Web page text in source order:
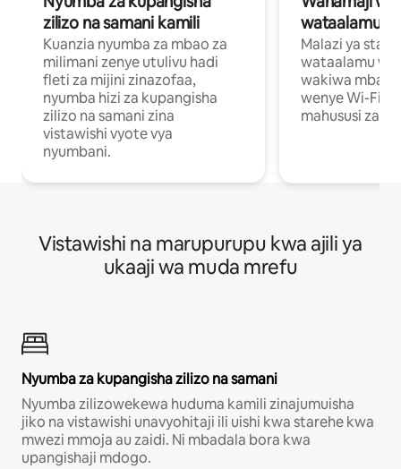
zilizo na samani kamili
Kuanzia nyumba za mbao za
milimani zenye utulivu hadi
fleti za mijini zinazofaa,
nyumba hizi za kupangisha
zilizo na samani zina
vistawishi vyote vya
nyumbani.
wataalamu
Malazi ya
wataalamu
wakiwa mbali
wenye Wi-Fi
mahususi za
Vistawishi na marupurupu kwa ajili ya
ukaaji wa muda mrefu
Nyumba za kupangisha zilizo na samani
Nyumba zilizowekewa huduma kamili zinajumuisha
jiko na vistawishi unavyohitaji ili uishi kwa starehe kwa
mwezi mmoja au zaidi. Ni mbadala bora kwa
upangishaji mdogo.